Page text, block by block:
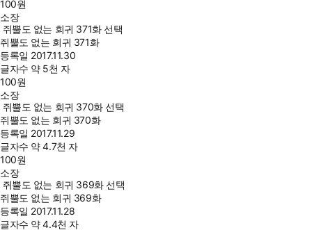
100원
소장
쥐뿔도 없는 회귀 371화 선택
쥐뿔도 없는 회귀 371화
등록일 2017.11.30
글자수 약 5천 자
100원
소장
쥐뿔도 없는 회귀 370화 선택
쥐뿔도 없는 회귀 370화
등록일 2017.11.29
글자수 약 4.7천 자
100원
소장
쥐뿔도 없는 회귀 369화 선택
쥐뿔도 없는 회귀 369화
등록일 2017.11.28
글자수 약 4.4천 자